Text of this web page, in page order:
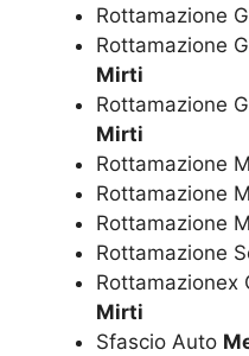
Rottamazione
Rottamazione
Mirti
Rottamazione
Mirti
Rottamazione
Rottamazione
Rottamazione
Rottamazione
Rottamazionex
Mirti
Sfascio Auto